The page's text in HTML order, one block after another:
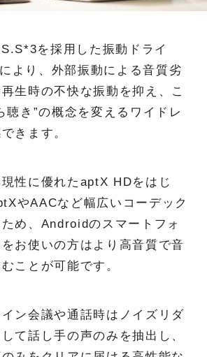
を採用した振動ドライ
より、外部振動による音質劣
生時の不快な振動を抑え、こ
聴き”の概念を変えるワイドレ
きます。
性に優れたaptX HDをはじ
やAACなど幅広いコーデック
め、Androidのスマートフォ
お使いの方はより高音質で音
ことが可能です。
ン会議や通話時はノイズリダ
て話し手の声のみを抽出し、